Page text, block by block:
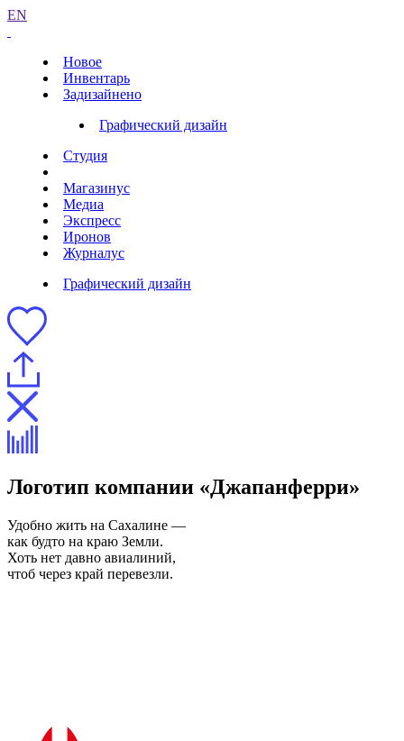
EN
Новое
Инвентарь
Задизайнено
Графический дизайн
Студия
Магазинус
Медиа
Экспресс
Иронов
Журналус
Графический дизайн
Логотип компании «Джапанферри»
Удобно жить на Сахалине —
как будто на краю Земли.
Хоть нет давно авиалиний,
чтоб через край перевезли.